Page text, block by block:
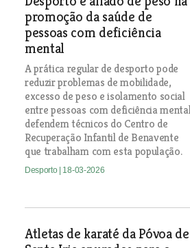
promoção da saúde de
pessoas com deficiência
mental
A prática regular de desporto pode
reduzir problemas de mobilidade,
excesso de peso e isolamento social
entre pessoas com deficiência
defendem técnicos do Centro de
Recuperação Infantil de Benavente
que trabalham com esta população.
Desporto | 18-03-2026
Atletas de karaté da Póvoa de